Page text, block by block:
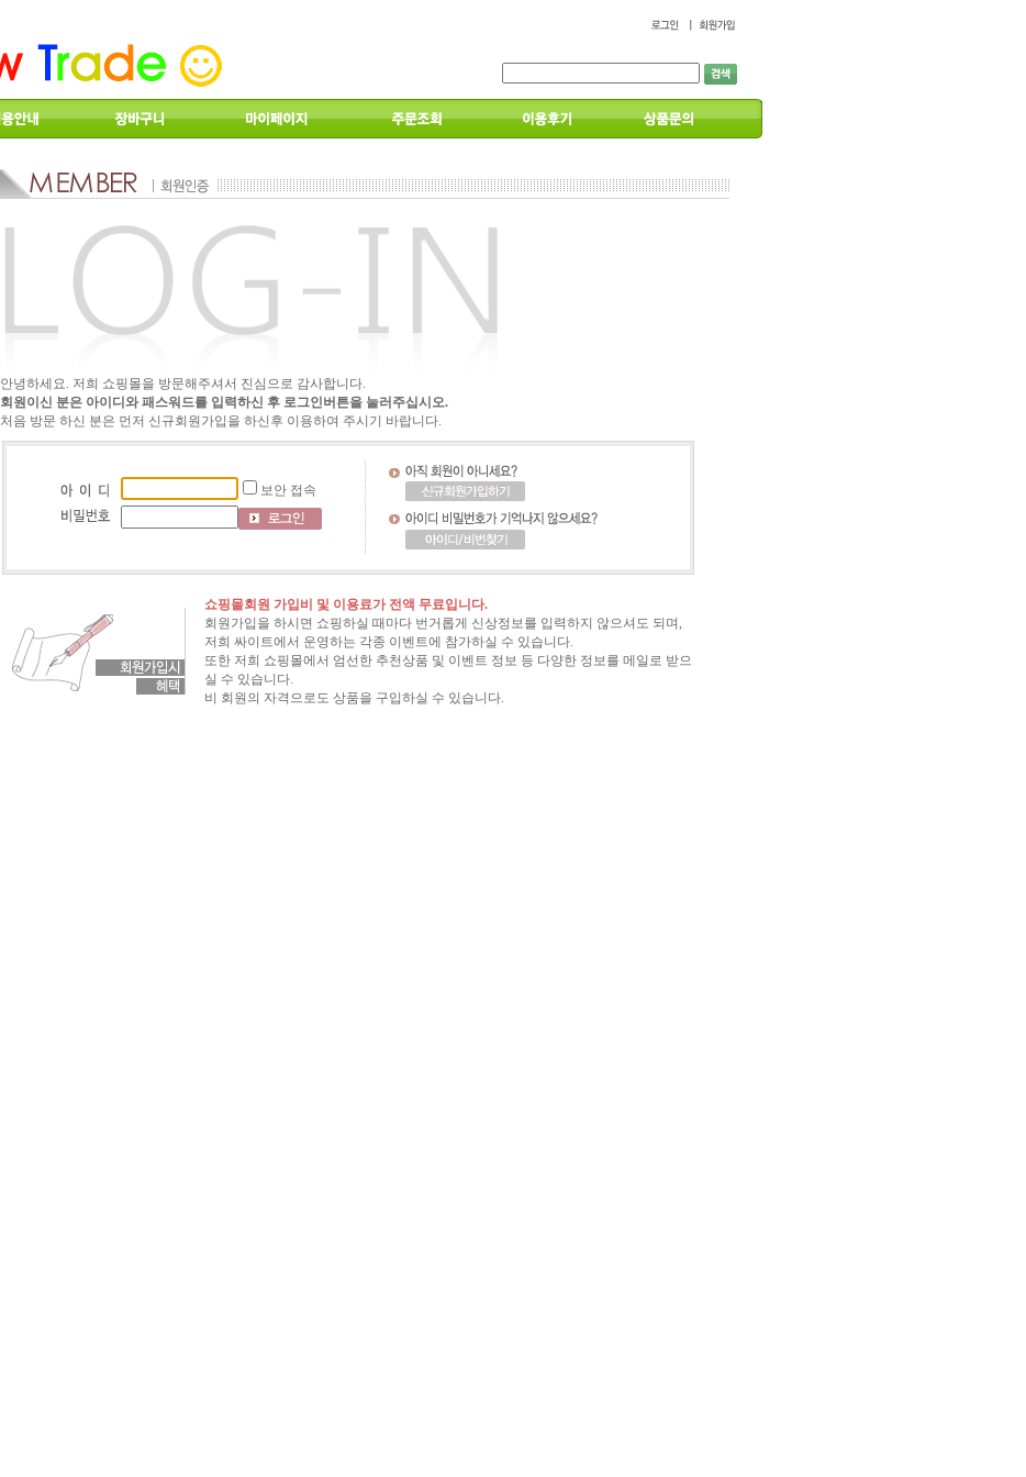
안녕하세요. 저희 쇼핑몰을 방문해주셔서 진심으로 감사합니다.
회원이신 분은 아이디와 패스워드를 입력하신 후 로그인버튼을 눌러주십시오.
처음 방문 하신 분은 먼저 신규회원가입을 하신후 이용하여 주시기 바랍니다.
보안 접속
쇼핑몰회원 가입비 및 이용료가 전액 무료입니다.
회원가입을 하시면 쇼핑하실 때마다 번거롭게 신상정보를 입력하지 않으셔도 되며,
저희 싸이트에서 운영하는 각종 이벤트에 참가하실 수 있습니다.
또한 저희 쇼핑몰에서 엄선한 추천상품 및 이벤트 정보 등 다양한 정보를 메일로 받으
실 수 있습니다.
비 회원의 자격으로도 상품을 구입하실 수 있습니다.